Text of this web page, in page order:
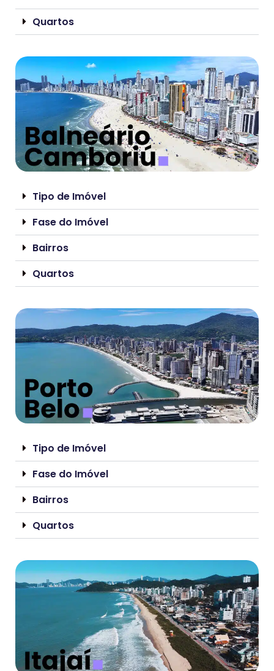
Quartos
Tipo de Imóvel
Fase do Imóvel
Bairros
Quartos
Tipo de Imóvel
Fase do Imóvel
Bairros
Quartos